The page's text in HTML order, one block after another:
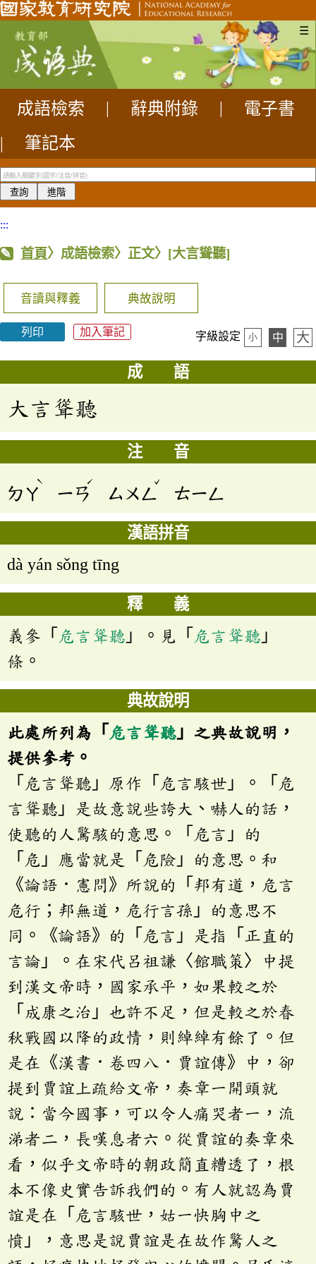
☰
成語檢索 辭典附錄
電子書
|
筆記本
:::
首頁〉成語檢索〉正文〉 [大言聳聽]
音讀與釋義 典故說明
列印 加入筆記 字級設定 小 中 大
成 語
大言聳聽
注 音
ㄉㄚ
ˋ
ㄧㄢ
ˊ
ㄙㄨㄥ
ˇ
ㄊㄧㄥ
漢語拼音
dà yán sǒng tīng
釋 義
義參「 危言聳聽 」。見「 危言聳聽 」
條。
典故說明
此處所列為「 危言聳聽 」之典故說明，
提供參考。
「危言聳聽」原作「危言駭世」。「危
言聳聽」是故意說些誇大、嚇人的話，
使聽的人驚駭的意思。「危言」的
「危」應當就是「危險」的意思。和
《論語．憲問》所說的「邦有道，危言
危行；邦無道，危行言孫」的意思不
同。《論語》的「危言」是指「正直的
言論」。在宋代呂祖謙〈館職策〉中提
到漢文帝時，國家承平，如果較之於
「成康之治」也許不足，但是較之於春
秋戰國以降的政情，則綽綽有餘了。但
是在《漢書．卷四八．賈誼傳》中，卻
提到賈誼上疏給文帝，奏章一開頭就
說：當今國事，可以令人痛哭者一，流
涕者二，長嘆息者六。從賈誼的奏章來
看，似乎文帝時的朝政簡直糟透了，根
本不像史實告訴我們的。有人就認為賈
誼是在「危言駭世，姑一快胸中之
憤」，意思是說賈誼是在故作驚人之